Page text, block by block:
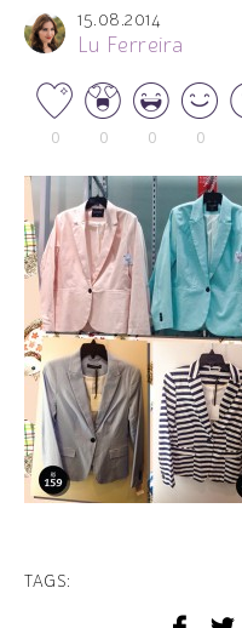
15.08.2014
Lu Ferreira
0 0 0 0
TAGS: